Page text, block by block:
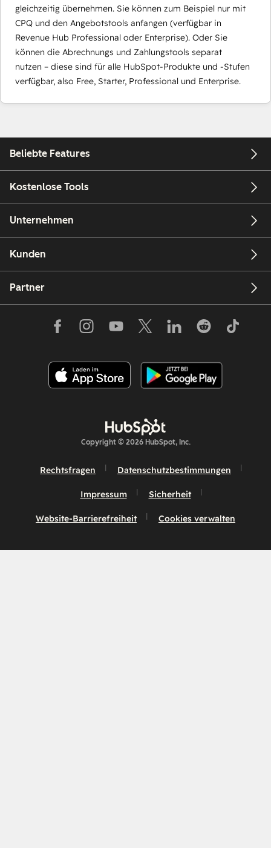
gleichzeitig übernehmen. Sie können zum Beispiel nur mit
CPQ und den Angebotstools anfangen (verfügbar in
Revenue Hub Professional oder Enterprise). Oder Sie
können die Abrechnungs und Zahlungstools separat
nutzen – diese sind für alle HubSpot-Produkte und -Stufen
verfügbar, also Free, Starter, Professional und Enterprise.
Beliebte Features
Kostenlose Tools
Unternehmen
Kunden
Partner
Copyright © 2026 HubSpot, Inc.
Rechtsfragen Datenschutzbestimmungen
Impressum Sicherheit
Website-Barrierefreiheit Cookies verwalten